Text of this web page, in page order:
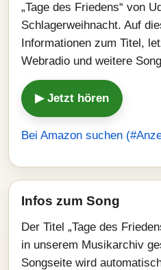
„Tage des Friedens“ von
Schlagerweihnacht. Auf
Informationen zum Titel,
Webradio und weitere
▶ Jetzt hören
Bei Amazon suchen
Infos zum Song
Der Titel „Tage des
in unserem Musikarchiv
Songseite wird